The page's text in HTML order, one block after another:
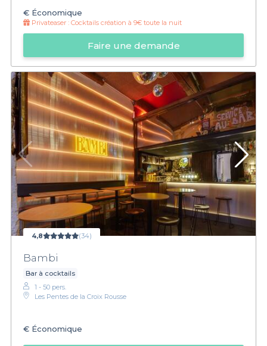
€ Économique
Privateaser : Cocktails création à 9€ toute la nuit
Faire une demande
4,8 (34)
Bambi
Bar à cocktails
1 - 50 pers.
Les Pentes de la Croix Rousse
€ Économique